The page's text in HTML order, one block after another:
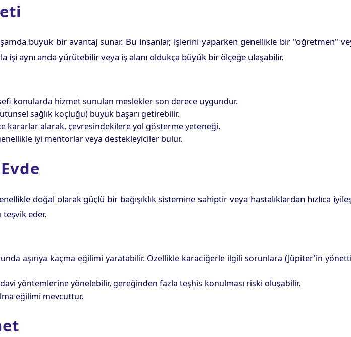
büyük bir avantaj sunar. Bu insanlar, işlerini yaparken genellikle bir "öğretmen"
aynı anda yürütebilir veya iş alanı oldukça büyük bir ölçeğe ulaşabilir.
konularda hizmet sunulan meslekler son derece uygundur.
sağlık koçluğu) büyük başarı getirebilir.
kararlar alarak, çevresindekilere yol gösterme yeteneği.
iyi mentorlar veya destekleyiciler bulur.
doğal olarak güçlü bir bağışıklık sistemine sahiptir veya hastalıklardan hızlıca
teşvik eder.
aşırıya kaçma eğilimi yaratabilir. Özellikle karaciğerle ilgili sorunlara (Jüpiter'in
yöntemlerine yönelebilir, gereğinden fazla teşhis konulması riski oluşabilir.
eğilimi mevcuttur.